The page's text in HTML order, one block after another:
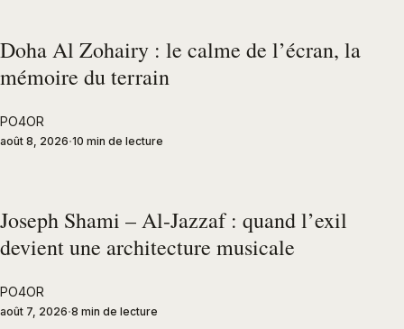
Doha Al Zohairy : le calme de l’écran, la
mémoire du terrain
PO4OR
août 8, 2026 10 min de lecture
Joseph Shami – Al-Jazzaf : quand l’exil
devient une architecture musicale
PO4OR
août 7, 2026 8 min de lecture